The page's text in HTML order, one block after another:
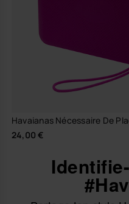
Havaianas Nécessaire De
24,00 €